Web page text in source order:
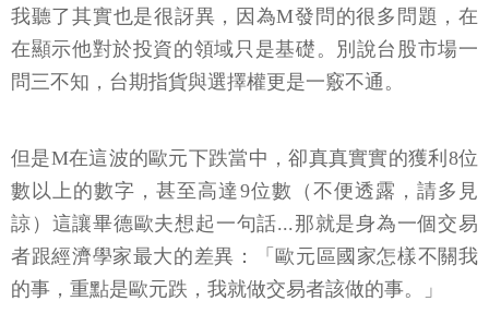
我聽了其實也是很訝異，因為M發問的很多問題，在
在顯示他對於投資的領域只是基礎。別說台股市場一
問三不知，台期指貨與選擇權更是一竅不通。
但是M在這波的歐元下跌當中，卻真真實實的獲利8位
數以上的數字，甚至高達9位數（不便透露，請多見
諒）這讓畢德歐夫想起一句話...那就是身為一個交易
者跟經濟學家最大的差異：「歐元區國家怎樣不關我
的事，重點是歐元跌，我就做交易者該做的事。」